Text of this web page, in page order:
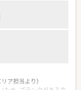
ア担当より）